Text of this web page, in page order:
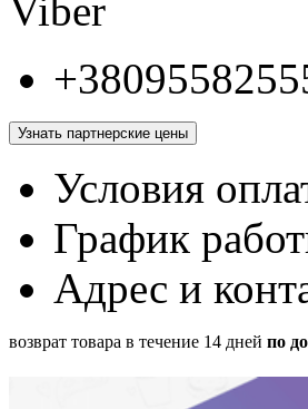
Viber
Узнать партнерские цены
Условия
График
Адрес и
возврат товара в течение 14 дней по